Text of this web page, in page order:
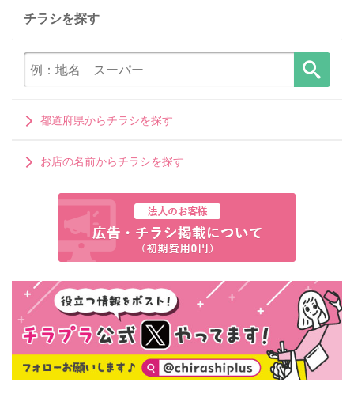
チラシを探す
都道府県からチラシを探す
お店の名前からチラシを探す